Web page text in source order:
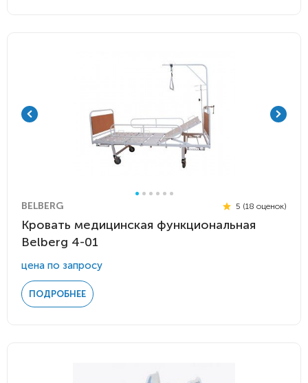
BELBERG 5 (18 оценок)
Кровать медицинская функциональная
Belberg 4-01
цена по запросу
ПОДРОБНЕЕ